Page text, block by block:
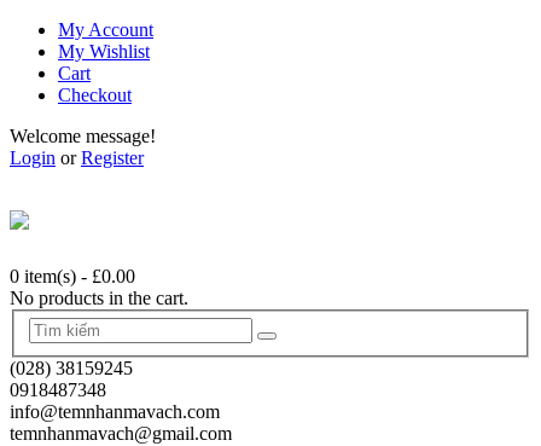
My Account
My Wishlist
Cart
Checkout
Welcome message!
Login orRegister
0 item(s) - £0.00
No products in the cart.
(028) 38159245
0918487348
info@temnhanmavach.com
temnhanmavach@gmail.com